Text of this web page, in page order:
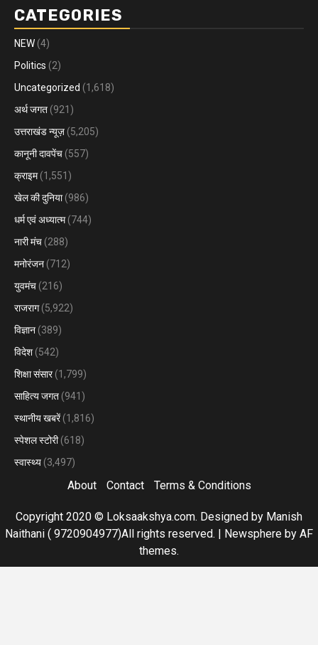
CATEGORIES
NEW (4)
Politics (2)
Uncategorized (1,618)
अर्थ जगत (921)
उत्तराखंड न्यूज़ (5,205)
कानूनी दावपेंच (557)
क्राइम(1,551)
खेल की दुनिया(986)
धर्म एवं अध्यात्म(744)
नारी मंच (288)
मनोरंजन (712)
युवमंच (216)
राजराग(5,922)
विज्ञान (389)
विदेश (542)
शिक्षा संसार(1,799)
साहित्य जगत (941)
स्थानीय खबरें(1,816)
स्पेशल स्टोरी(618)
स्वास्थ्य (3,497)
About Contact Terms & Conditions
Copyright 2020 © Loksaakshya.com. Designed by Manish
Naithani ( 9720904977)All rights reserved. | Newsphere by AF
themes.